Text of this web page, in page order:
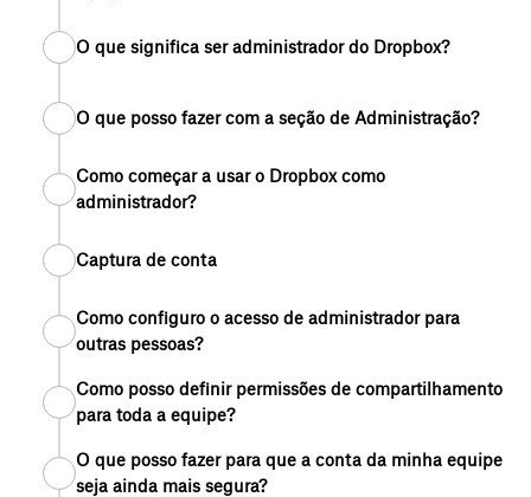
O que significa ser administrador do Dropbox?
O que posso fazer com a seção de Administração?
Como começar a usar o Dropbox como
administrador?
Captura de conta
Como configuro o acesso de administrador para
outras pessoas?
Como posso definir permissões de compartilhamento
para toda a equipe?
O que posso fazer para que a conta da minha equipe
seja ainda mais segura?